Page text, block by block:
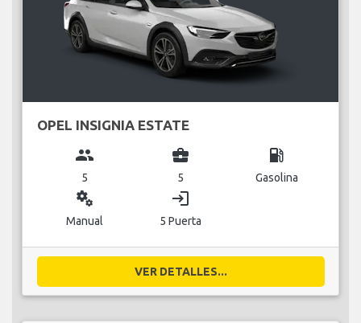
OPEL INSIGNIA ESTATE
group
5
business_center
5
local_gas_station
Gasolina
miscellaneous_services
Manual
login
5 Puerta
VER DETALLES...